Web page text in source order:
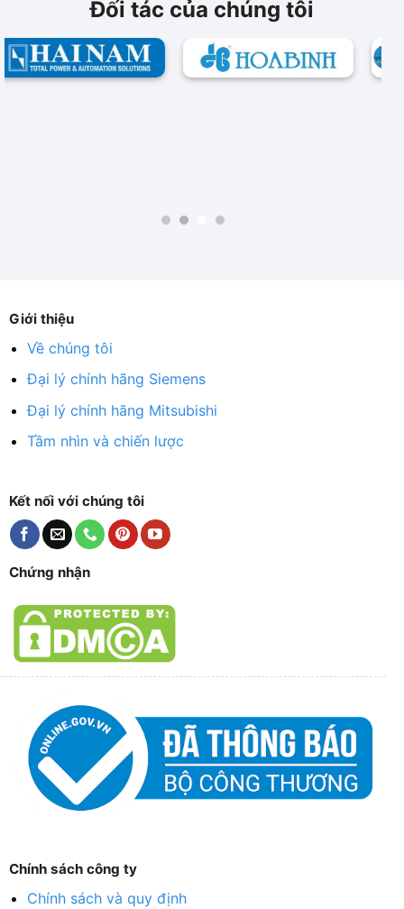
Đối tác của chúng tôi
Giới thiệu
Về chúng tôi
Đại lý chính hãng Siemens
Đại lý chính hãng Mitsubishi
Tầm nhìn và chiến lược
Kết nối với chúng tôi
Chứng nhận
Chính sách công ty
Chính sách và quy định